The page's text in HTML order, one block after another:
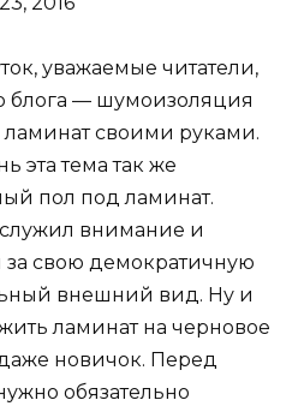
уважаемые читатели,
блога — шумоизоляция
ламинат своими руками.
эта тема так же
пол под ламинат.
внимание и
за свою демократичную
внешний вид. Ну и
ламинат на черновое
новичок. Перед
обязательно